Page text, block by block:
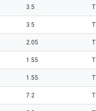
3.5
3.5
2.05
1.55
1.55
7.2